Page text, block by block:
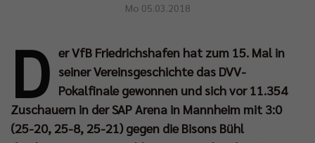
Mo 05.03.2018
D er VfB Friedrichshafen hat zum 15. Mal in
seiner Vereinsgeschichte das DVV-
Pokalfinale gewonnen und sich vor 11.354
Zuschauern in der SAP Arena in Mannheim mit 3:0
(25-20, 25-8, 25-21) gegen die Bisons Bühl